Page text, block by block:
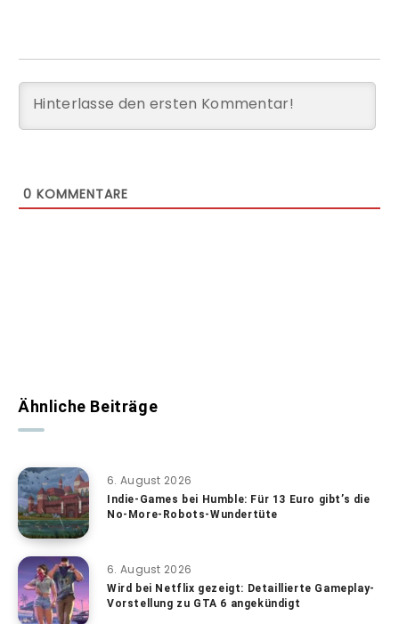
0 KOMMENTARE
Ähnliche Beiträge
6. August 2026
Indie-Games bei Humble: Für 13 Euro gibt’s die
No-More-Robots-Wundertüte
6. August 2026
Wird bei Netflix gezeigt: Detaillierte Gameplay-
Vorstellung zu GTA 6 angekündigt